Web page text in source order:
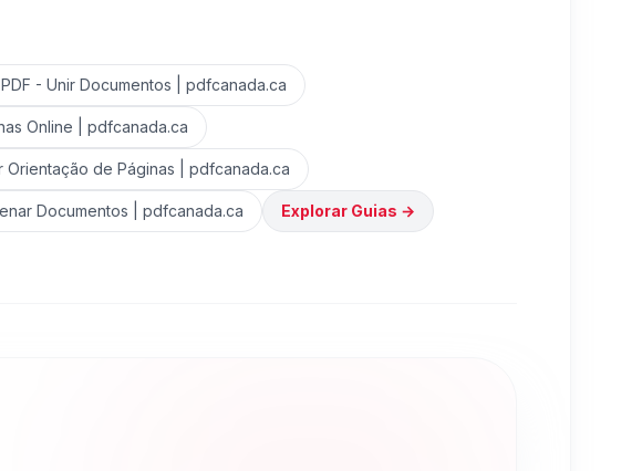
- Unir Documentos | pdfcanada.ca
Online | pdfcanada.ca
Orientação de Páginas | pdfcanada.ca
Documentos | pdfcanada.ca Explorar Guias →